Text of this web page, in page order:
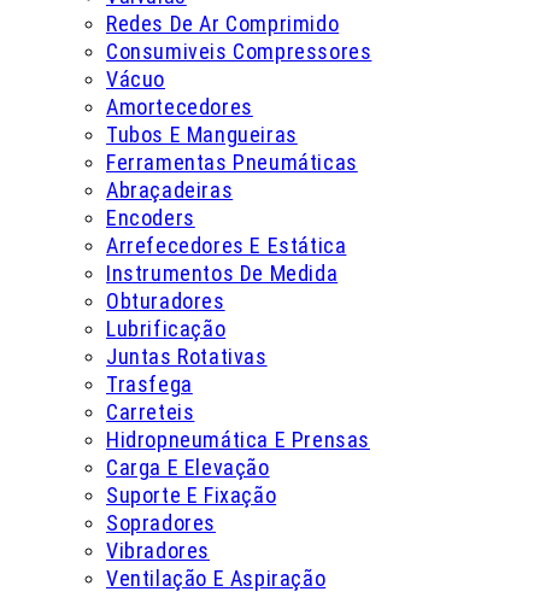
Redes De Ar Comprimido
Consumiveis Compressores
Vácuo
Amortecedores
Tubos E Mangueiras
Ferramentas Pneumáticas
Abraçadeiras
Encoders
Arrefecedores E Estática
Instrumentos De Medida
Obturadores
Lubrificação
Juntas Rotativas
Trasfega
Carreteis
Hidropneumática E Prensas
Carga E Elevação
Suporte E Fixação
Sopradores
Vibradores
Ventilação E Aspiração